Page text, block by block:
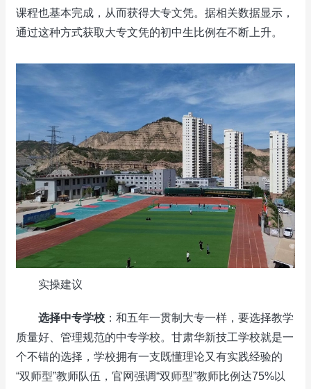
课程也基本完成，从而获得大专文凭。据相关数据显示，
通过这种方式获取大专文凭的初中生比例在不断上升。
实操建议
选择中专学校 ：和五年一贯制大专一样，要选择教学
质量好、管理规范的中专学校。甘肃华新技工学校就是一
个不错的选择，学校拥有一支既懂理论又有实践经验的
“双师型”教师队伍，官网强调“双师型”教师比例达75%以